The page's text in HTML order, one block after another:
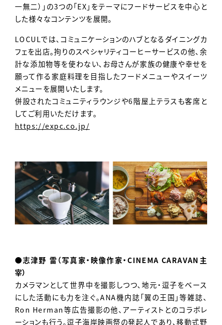
一無二）」の3つの「EX」をテーマにフードサービスを中心と
した様々なコンテンツを展開。
LOCULでは、コミュニケーションのハブとなるダイニングカ
フェを出店。拘りのスペシャリティコーヒーサービスの他、余
計な添加物等を使わない、お母さんが家族の健康や幸せを
願って作る家庭料理を目指したフードメニューやスイーツ
メニューを展開いたします。
併設されたコミュニティラウンジや6階屋上テラスも客席と
してご利用いただけます。
https://expc.co.jp/
●志津野 雷（写真家・映像作家・CINEMA CARAVAN主
宰）
カメラマンとして世界中を撮影しつつ、地元・逗子をベース
にした活動にも力を注ぐ。ANA機内誌「翼の王国」等雑誌、
Ron Herman等広告撮影の他、アーティストとのコラボレ
ーションも行う。逗子海岸映画祭の発起人であり、移動式野